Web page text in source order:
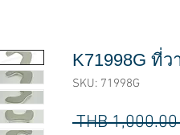
K71998G ที่ว
SKU: 71998G
THB